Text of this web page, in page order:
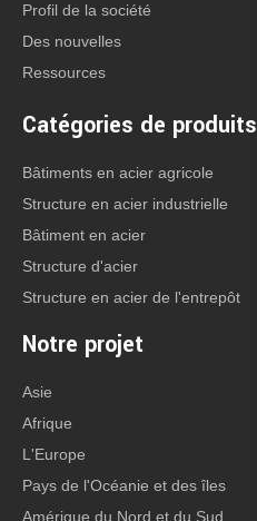
Profil de la société
Des nouvelles
Ressources
Catégories de produits
Bâtiments en acier agricole
Structure en acier industrielle
Bâtiment en acier
Structure d'acier
Structure en acier de l'entrepôt
Notre projet
Asie
Afrique
L'Europe
Pays de l'Océanie et des îles
Amérique du Nord et du Sud